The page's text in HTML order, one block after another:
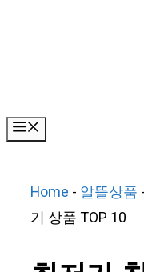
Home-알뜰상품-
기 상품 TOP 10